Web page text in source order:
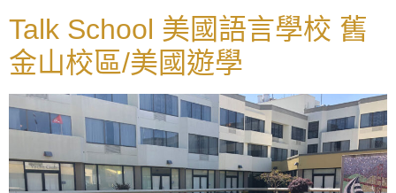
Talk School 美國語言學校 舊
金山校區/美國遊學